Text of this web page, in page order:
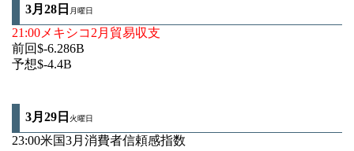
3月28日 月曜日
21:00メキシコ2月貿易収支
前回$-6.286B
予想$-4.4B
3月29 日 火曜日
23:00米国3月消費者信頼感指数